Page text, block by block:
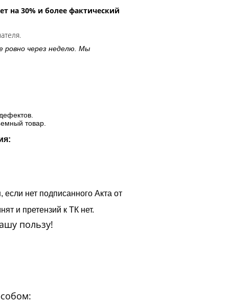
на 30% и более фактический
ровно через неделю. Мы
товар.
нет подписанного Акта от
и претензий к ТК нет.
пользу!